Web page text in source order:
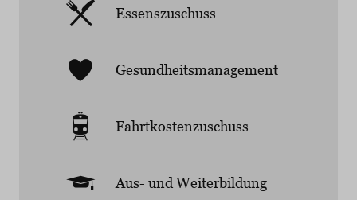
Essenszuschuss
Gesundheitsmanagement
Fahrtkostenzuschuss
Aus- und Weiterbildung